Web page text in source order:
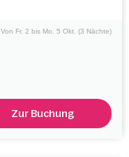
Von Fr. 2 bis Mo. 5 Okt. (3 Nächte)
Zur Buchung